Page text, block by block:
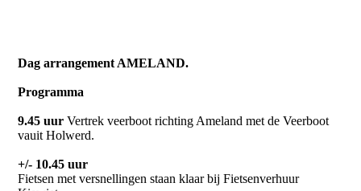
Dag arrangement AMELAND.
Programma
9.45 uur Vertrek veerboot richting Ameland met de Veerboot
vauit Holwerd.
+/- 10.45 uur
Fietsen met versnellingen staan klaar bij Fietsenverhuur